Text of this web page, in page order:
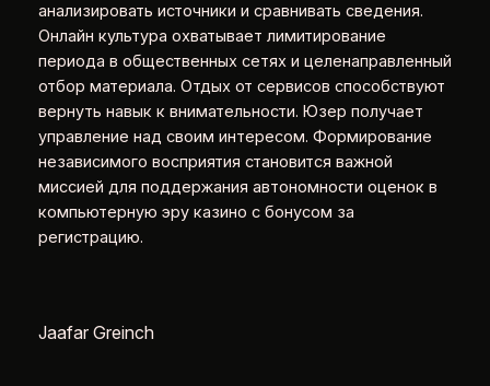
анализировать источники и сравнивать сведения.
Онлайн культура охватывает лимитирование
периода в общественных сетях и целенаправленный
отбор материала. Отдых от сервисов способствуют
вернуть навык к внимательности. Юзер получает
управление над своим интересом. Формирование
независимого восприятия становится важной
миссией для поддержания автономности оценок в
компьютерную эру казино с бонусом за
регистрацию.
Jaafar Greinch